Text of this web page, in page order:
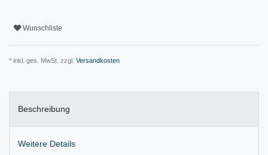
Wunschliste
* inkl. ges. MwSt. zzgl. Versandkosten
Beschreibung
Weitere Details